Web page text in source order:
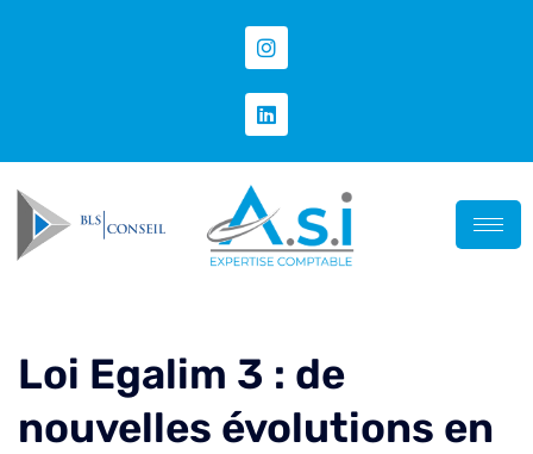
Loi Egalim 3 : de
nouvelles évolutions en